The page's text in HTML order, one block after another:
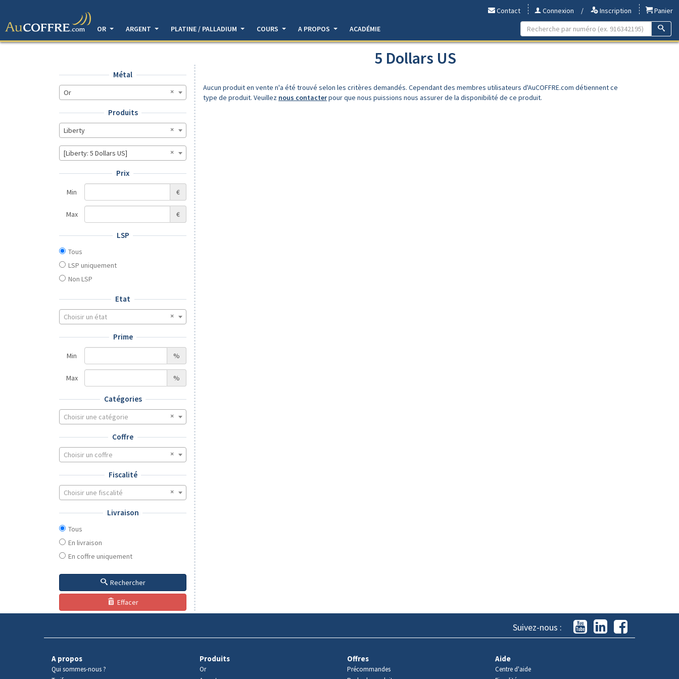
Contact Connexion / Inscription
Panier
OR
ARGENT PLATINE / PALLADIUM COURS A PROPOS ACADÉMIE
Métal
Or
Produits
Liberty
[Liberty: 5 Dollars US]
Prix
Min €
Max €
LSP
Tous
LSP uniquement
Non LSP
Etat
Choisir un état
Prime
Min %
Max %
Catégories
Choisir une catégorie
Coffre
Choisir un coffre
Fiscalité
Choisir une fiscalité
Livraison
Tous
En livraison
En coffre uniquement
Rechercher
Effacer
5 Dollars US
Aucun produit en vente n'a été trouvé selon les critères demandés. Cependant des membres utilisateurs d'AuCOFFRE.com détiennent ce
type de produit. Veuillez nous contacterpour que nous puissions nous assurer de la disponibilité de ce produit.
Suivez-nous :
A propos
Qui sommes-nous ?
Produits
Or
Offres
Précommandes
Aide
Centre d'aide